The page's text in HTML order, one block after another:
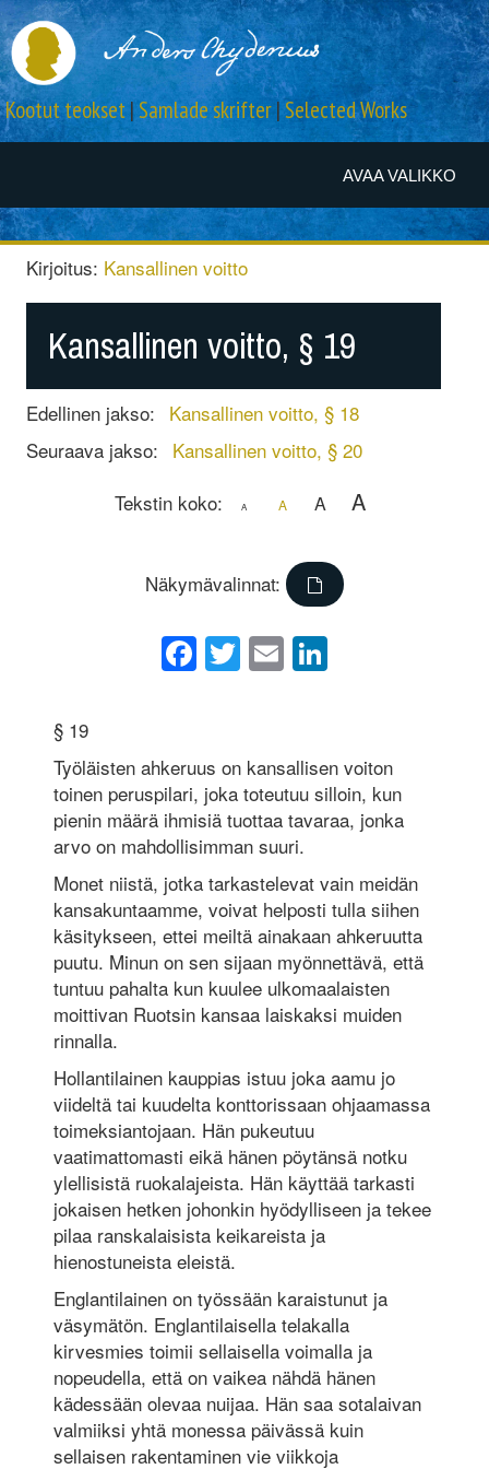
AVAA VALIKKO
Kootut teokset|Samlade skrifter|Selected Works
Kirjoitus: Kansallinen voitto
Kansallinen voitto, § 19
Edellinen jakso: Kansallinen voitto, § 18
Seuraava jakso: Kansallinen voitto, § 20
Tekstin koko:
A A A A
Näkymävalinnat:
Facebook
Twitter
Email
§ 19
Työläisten ahkeruus on kansallisen voiton
toinen peruspilari, joka toteutuu silloin, kun
pienin määrä ihmisiä tuottaa tavaraa, jonka
arvo on mahdollisimman suuri.
Monet niistä, jotka tarkastelevat vain meidän
kansakuntaamme, voivat helposti tulla siihen
käsitykseen, ettei meiltä ainakaan ahkeruutta
puutu. Minun on sen sijaan myönnettävä, että
tuntuu pahalta kun kuulee ulkomaalaisten
moittivan Ruotsin kansaa laiskaksi muiden
rinnalla.
Hollantilainen kauppias istuu joka aamu jo
viideltä tai kuudelta konttorissaan ohjaamassa
toimeksiantojaan. Hän pukeutuu
vaatimattomasti eikä hänen pöytänsä notku
ylellisistä ruokalajeista. Hän käyttää tarkasti
jokaisen hetken johonkin hyödylliseen ja tekee
pilaa ranskalaisista keikareista ja
hienostuneista eleistä.
Englantilainen on työssään karaistunut ja
väsymätön. Englantilaisella telakalla
kirvesmies toimii sellaisella voimalla ja
nopeudella, että on vaikea nähdä hänen
kädessään olevaa nuijaa. Hän saa sotalaivan
valmiiksi yhtä monessa päivässä kuin
sellaisen rakentaminen vie viikkoja